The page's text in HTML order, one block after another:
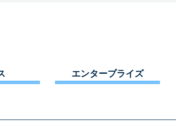
エンタープライズ